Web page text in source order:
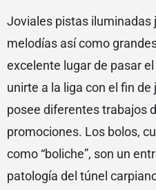
Joviales pistas iluminadas
melodías así­ como
excelente lugar de pasar
unirte a la liga con el fin
posee diferentes trabajos
promociones. Los bolos,
como “boliche”, son un
patologí­a del túnel